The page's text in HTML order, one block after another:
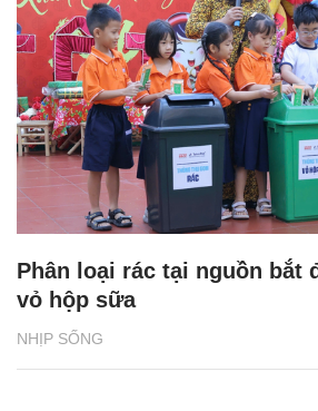
NHỊP SỐNG
Phân loại rác tại nguồn bắt
vỏ hộp sữa